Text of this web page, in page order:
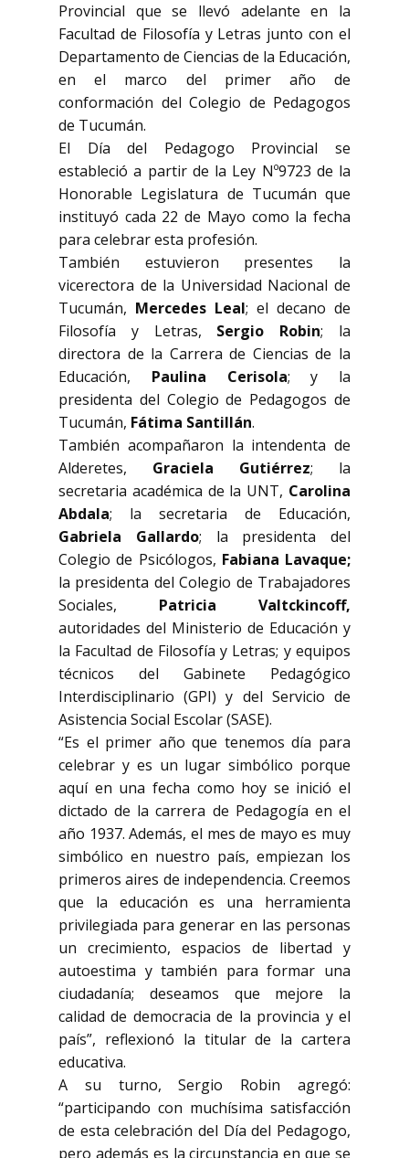
Provincial que se llevó adelante en la
Facultad de Filosofía y Letras junto con el
Departamento de Ciencias de la Educación,
en el marco del primer año de
conformación del Colegio de Pedagogos
de Tucumán.
El Día del Pedagogo Provincial se
estableció a partir de la Ley Nº9723 de la
Honorable Legislatura de Tucumán que
instituyó cada 22 de Mayo como la fecha
para celebrar esta profesión.
También estuvieron presentes la
vicerectora de la Universidad Nacional de
Tucumán, Mercedes Leal; el decano de
Filosofía y Letras, Sergio Robin; la
directora de la Carrera de Ciencias de la
Educación, Paulina Cerisola; y la
presidenta del Colegio de Pedagogos de
Tucumán, Fátima Santillán.
También acompañaron la intendenta de
Alderetes, Graciela Gutiérrez; la
secretaria académica de la UNT, Carolina
Abdala; la secretaria de Educación,
Gabriela Gallardo; la presidenta del
Colegio de Psicólogos, Fabiana Lavaque;
la presidenta del Colegio de Trabajadores
Sociales, Patricia Valtckincoff,
autoridades del Ministerio de Educación y
la Facultad de Filosofía y Letras; y equipos
técnicos del Gabinete Pedagógico
Interdisciplinario (GPI) y del Servicio de
Asistencia Social Escolar (SASE).
“Es el primer año que tenemos día para
celebrar y es un lugar simbólico porque
aquí en una fecha como hoy se inició el
dictado de la carrera de Pedagogía en el
año 1937. Además, el mes de mayo es muy
simbólico en nuestro país, empiezan los
primeros aires de independencia. Creemos
que la educación es una herramienta
privilegiada para generar en las personas
un crecimiento, espacios de libertad y
autoestima y también para formar una
ciudadanía; deseamos que mejore la
calidad de democracia de la provincia y el
país”, reflexionó la titular de la cartera
educativa.
A su turno, Sergio Robin agregó:
“participando con muchísima satisfacción
de esta celebración del Día del Pedagogo,
pero además es la circunstancia en que se